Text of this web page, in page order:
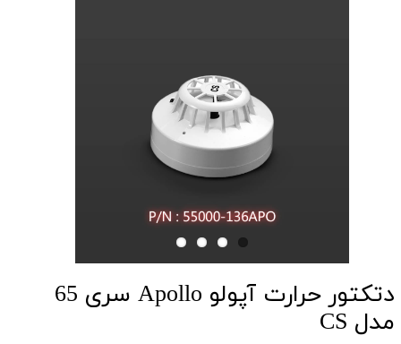
دتکتور حرارت آپولو Apollo سری 65
مدل CS